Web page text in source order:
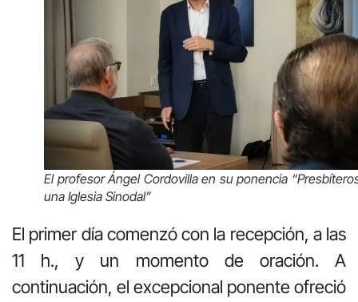
El profesor Ángel Cordovilla en su ponencia
una Iglesia Sinodal”
El primer día comenzó con la recepción, a las
11 h., y un momento de oración. A
continuación, el excepcional ponente ofreció